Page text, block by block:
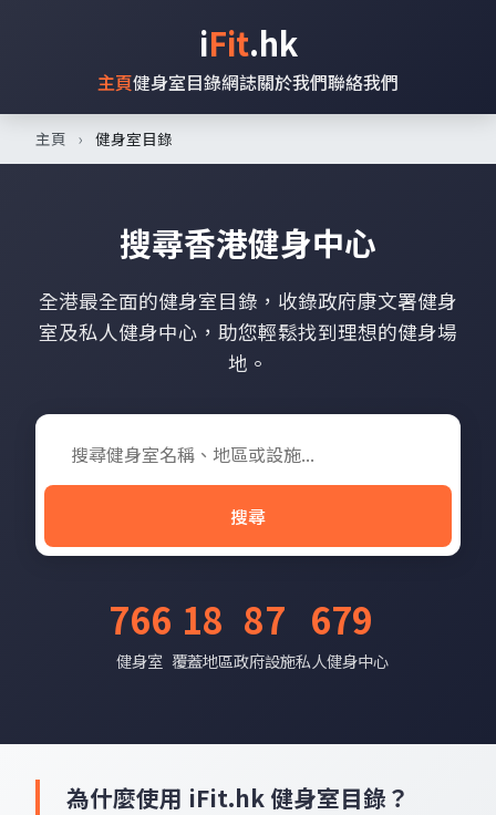
iFit.hk
主頁健身室目錄網誌關於我們聯絡我們
主頁 › 健身室目錄
搜尋香港健身中心
全港最全面的健身室目錄，收錄政府康文署健身
室及私人健身中心，助您輕鬆找到理想的健身場
地。
搜尋
766
健身室
18
覆蓋地區
87
政府設施
679
私人健身中心
為什麼使用 iFit.hk 健身室目錄？